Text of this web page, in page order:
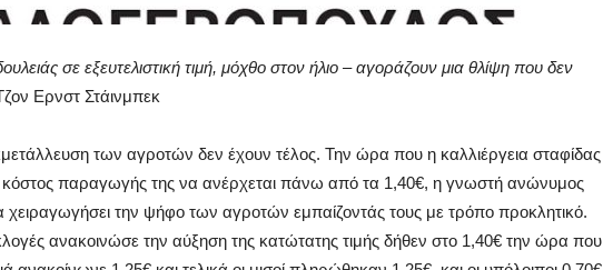
σε εξευτελιστική τιμή, μόχθο στον ήλιο – αγοράζουν μια θλίψη που δεν
Ερνστ Στάινμπεκ
των αγροτών δεν έχουν τέλος. Την ώρα που η καλλιέργεια σταφίδας
κόστος παραγωγής της να ανέρχεται πάνω από τα 1,40€, η γνωστή ανώνυμος
χειραγωγήσει την ψήφο των αγροτών εμπαίζοντάς τους με τρόπο προκλητικό.
ανακοινώσε την αύξηση της κατώτατης τιμής δήθεν στο 1,40€ την ώρα που